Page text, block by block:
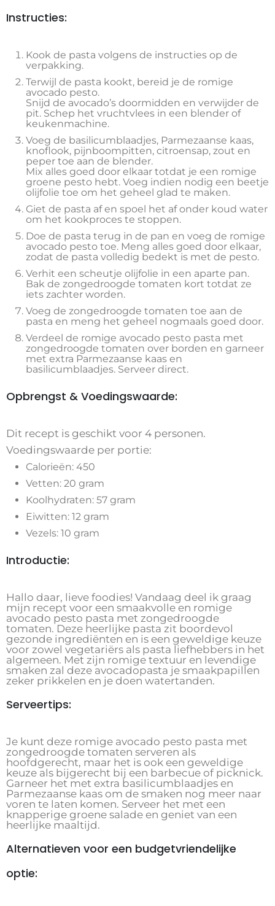
Instructies:
Kook de pasta volgens de instructies op de
verpakking.
Terwijl de pasta kookt, bereid je de romige
avocado pesto.
Snijd de avocado’s doormidden en verwijder de
pit. Schep het vruchtvlees in een blender of
keukenmachine.
Voeg de basilicumblaadjes, Parmezaanse kaas,
knoflook, pijnboompitten, citroensap, zout en
peper toe aan de blender.
Mix alles goed door elkaar totdat je een romige
groene pesto hebt. Voeg indien nodig een beetje
olijfolie toe om het geheel glad te maken.
Giet de pasta af en spoel het af onder koud water
om het kookproces te stoppen.
Doe de pasta terug in de pan en voeg de romige
avocado pesto toe. Meng alles goed door elkaar,
zodat de pasta volledig bedekt is met de pesto.
Verhit een scheutje olijfolie in een aparte pan.
Bak de zongedroogde tomaten kort totdat ze
iets zachter worden.
Voeg de zongedroogde tomaten toe aan de
pasta en meng het geheel nogmaals goed door.
Verdeel de romige avocado pesto pasta met
zongedroogde tomaten over borden en garneer
met extra Parmezaanse kaas en
basilicumblaadjes. Serveer direct.
Opbrengst & Voedingswaarde:
Dit recept is geschikt voor 4 personen.
Voedingswaarde per portie:
Calorieën: 450
Vetten: 20 gram
Koolhydraten: 57 gram
Eiwitten: 12 gram
Vezels: 10 gram
Introductie:
Hallo daar, lieve foodies! Vandaag deel ik graag
mijn recept voor een smaakvolle en romige
avocado pesto pasta met zongedroogde
tomaten. Deze heerlijke pasta zit boordevol
gezonde ingrediënten en is een geweldige keuze
voor zowel vegetariërs als pasta liefhebbers in het
algemeen. Met zijn romige textuur en levendige
smaken zal deze avocadopasta je smaakpapillen
zeker prikkelen en je doen watertanden.
Serveertips:
Je kunt deze romige avocado pesto pasta met
zongedroogde tomaten serveren als
hoofdgerecht, maar het is ook een geweldige
keuze als bijgerecht bij een barbecue of picknick.
Garneer het met extra basilicumblaadjes en
Parmezaanse kaas om de smaken nog meer naar
voren te laten komen. Serveer het met een
knapperige groene salade en geniet van een
heerlijke maaltijd.
Alternatieven voor een budgetvriendelijke
optie: